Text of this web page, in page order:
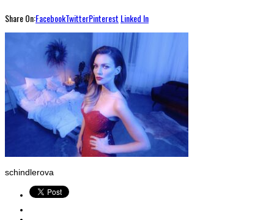
Share On:FacebookTwitterPinterest Linked In
schindlerova